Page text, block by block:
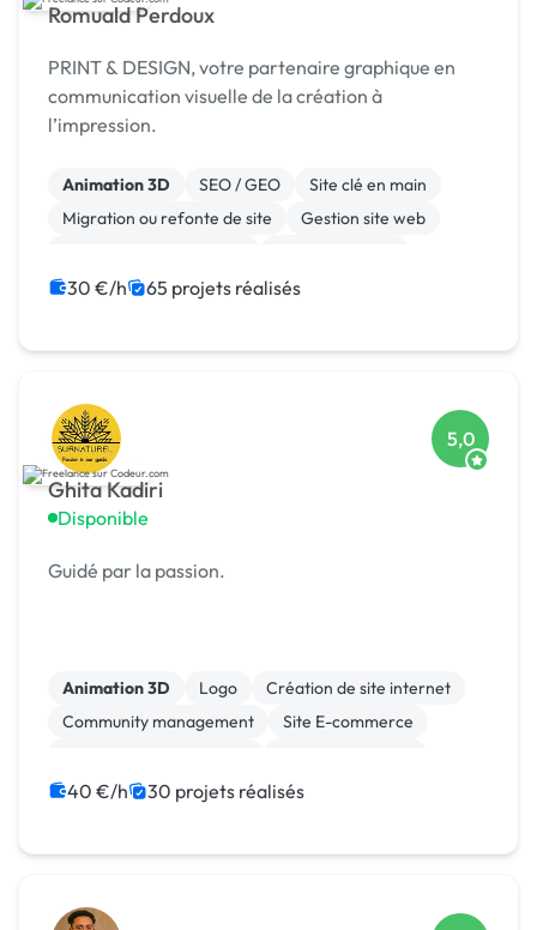
Romuald Perdoux
PRINT & DESIGN, votre partenaire graphique en
communication visuelle de la création à
l’impression.
Animation 3D SEO / GEO
Site clé en main
Migration ou refonte de site
Gestion site web
Système de paiement
Paypal
30 €/h 65 projets réalisés
Ghita Kadiri
Disponible
5,0
Guidé par la passion.
Animation 3D Logo
Création de site internet
Community management
Site E-commerce
Rédaction
WordPress
40 €/h 30 projets réalisés